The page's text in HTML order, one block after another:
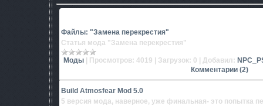
Файлы: "Замена перекрестия"
Статья мода "Замена перекрестия"
Моды Просмотров: 4019 Загрузок: 0 Добавил:
Комментарии (2)
Build Atmosfear Mod 5.0
5 версия мода, наверное, уже финальная- это попытка